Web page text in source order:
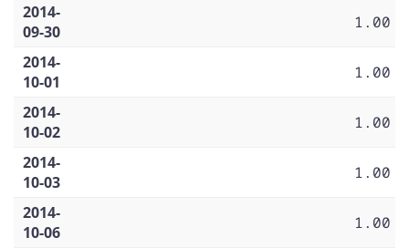
2014-
09-30
1.00
2014-
10-01
1.00
2014-
10-02
1.00
2014-
10-03
1.00
2014-
10-06
1.00